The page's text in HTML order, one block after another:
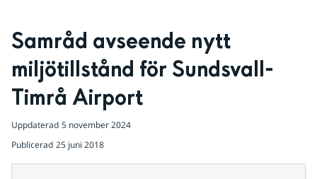
Samråd avseende nytt
miljötillstånd för Sundsvall-
Timrå Airport
Uppdaterad 5 november 2024
Publicerad 25 juni 2018